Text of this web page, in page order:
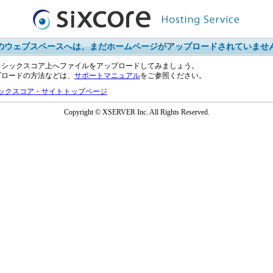
ウェブスペースへは、まだホームページがアップロードされていませ
ックスコア上へファイルをアップロードしてみましょう。
ードの方法などは、 サポートマニュアルをご参照ください。
クスコア・サイトトップページ
Copyright © XSERVER Inc. All Rights Reserved.